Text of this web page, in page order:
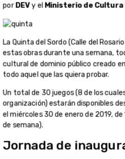
porDEVy el Ministerio de Cultura
La Quinta del Sordo (Calle del
estas obras durante una semana,
cultural de dominio público creado
todo aquel que las quiera probar.
Un total de 30 juegos (8 de los
organización) estarán disponibles
el miércoles 30 de enero de 2019,
de semana).
Jornada de